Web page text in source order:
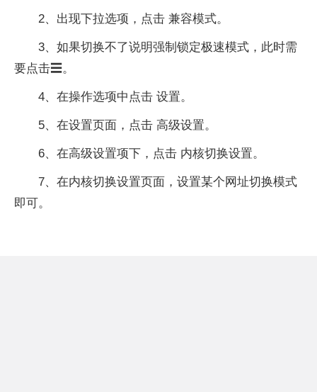
2、出现下拉选项，点击 兼容模式。
3、如果切换不了说明强制锁定极速模式，此时需
要点击☰。
4、在操作选项中点击 设置。
5、在设置页面，点击 高级设置。
6、在高级设置项下，点击 内核切换设置。
7、在内核切换设置页面，设置某个网址切换模式
即可。